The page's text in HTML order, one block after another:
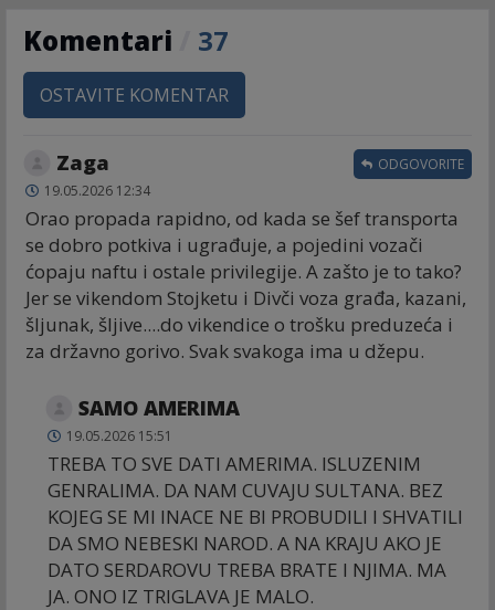
Komentari 37
OSTAVITE KOMENTAR
Zaga
19.05.2026 12:34
Orao propada rapidno, od kada se šef transporta
se dobro potkiva i ugrađuje, a pojedini vozači
ćopaju naftu i ostale privilegije. A zašto je to tako?
Jer se vikendom Stojketu i Divči voza građa, kazani,
šljunak, šljive....do vikendice o trošku preduzeća i
za državno gorivo. Svak svakoga ima u džepu.
ODGOVORITE
SAMO AMERIMA
19.05.2026 15:51
TREBA TO SVE DATI AMERIMA. ISLUZENIM
GENRALIMA. DA NAM CUVAJU SULTANA. BEZ
KOJEG SE MI INACE NE BI PROBUDILI I SHVATILI
DA SMO NEBESKI NAROD. A NA KRAJU AKO JE
DATO SERDAROVU TREBA BRATE I NJIMA. MA
JA. ONO IZ TRIGLAVA JE MALO.